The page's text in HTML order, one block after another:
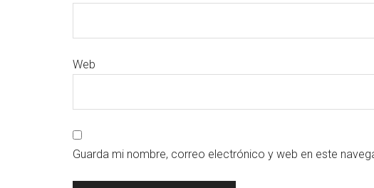
Web
Guarda mi nombre, correo electrónico y web en este